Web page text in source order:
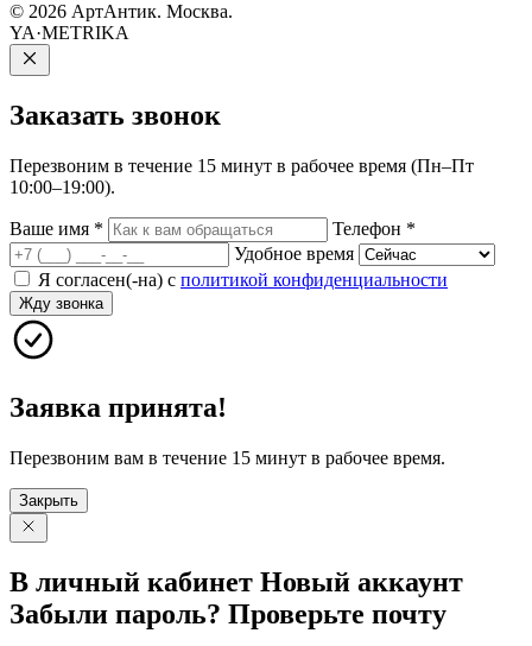
© 2026 АртАнтик. Москва.
YA·METRIKA
Заказать звонок
Перезвоним в течение 15 минут в рабочее время (Пн–Пт
10:00–19:00).
Ваше имя * Телефон *
Удобное время
Я согласен(-на) с политикой конфиденциальности
Жду звонка
Заявка принята!
Перезвоним вам в течение 15 минут в рабочее время.
Закрыть
В личный кабинет Новый аккаунт
Забыли пароль? Проверьте почту